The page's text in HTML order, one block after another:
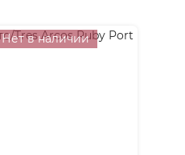
Нет в наличии